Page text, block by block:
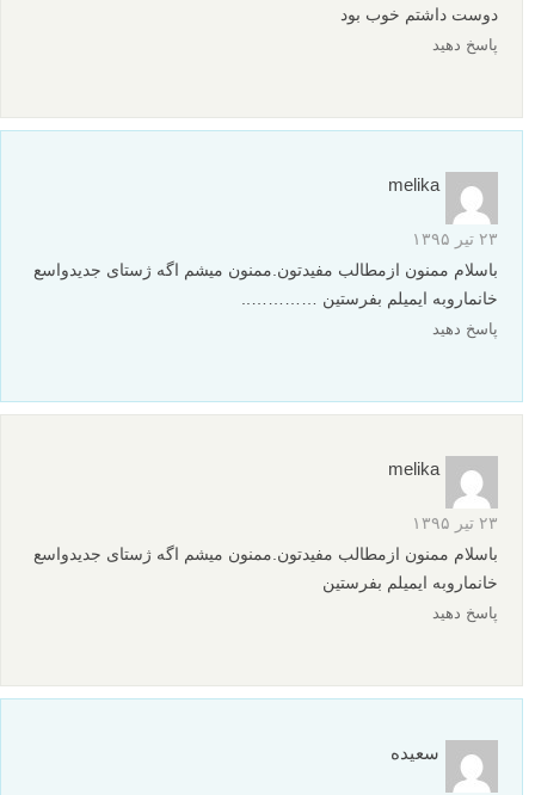
دوست داشتم خوب بود
پاسخ دهید
melika
۲۳ تیر ۱۳۹۵
باسلام ممنون ازمطالب مفیدتون.ممنون میشم اگه ژستای جدیدواسع
خانماروبه ایمیلم بفرستین …………..
پاسخ دهید
melika
۲۳ تیر ۱۳۹۵
باسلام ممنون ازمطالب مفیدتون.ممنون میشم اگه ژستای جدیدواسع
خانماروبه ایمیلم بفرستین
پاسخ دهید
سعیده